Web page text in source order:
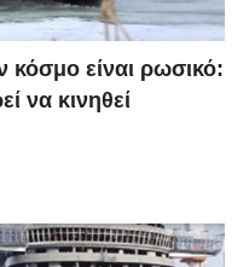
κόσμο είναι ρωσικό:
να κινηθεί